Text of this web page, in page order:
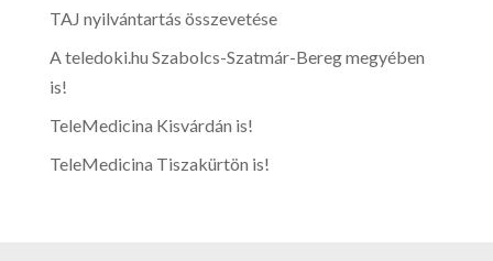
TAJ nyilvántartás összevetése
A teledoki.hu Szabolcs-Szatmár-Bereg megyében
is!
TeleMedicina Kisvárdán is!
TeleMedicina Tiszakürtön is!